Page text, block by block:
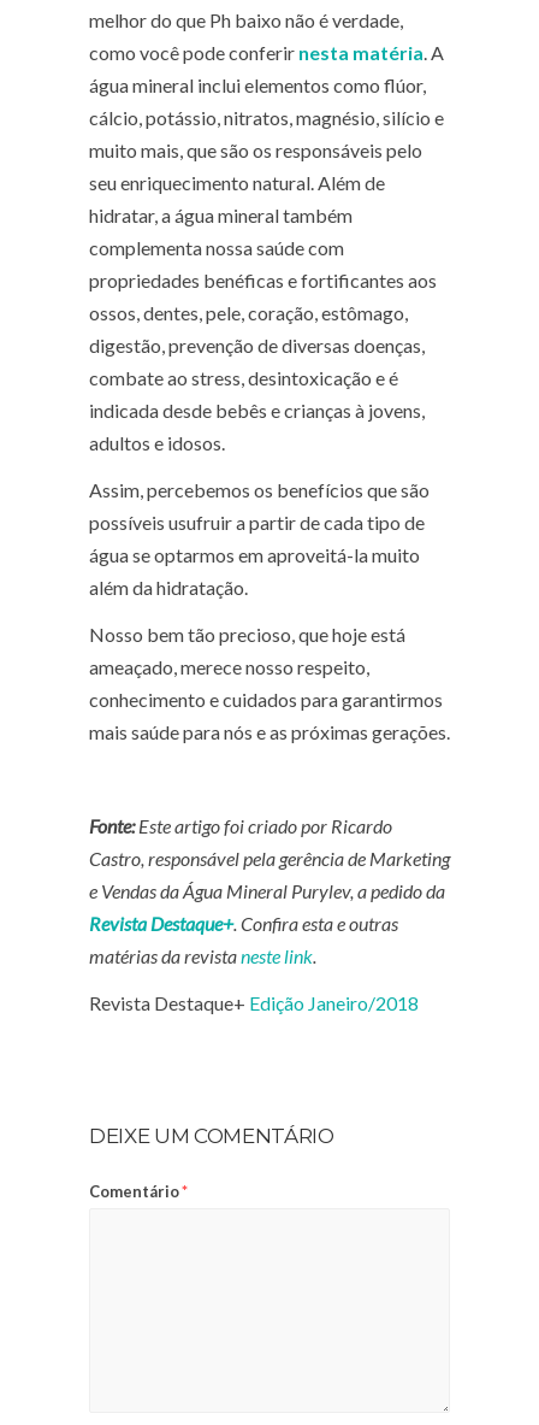
melhor do que Ph baixo não é verdade,
como você pode conferir nesta matéria . A
água mineral inclui elementos como flúor,
cálcio, potássio, nitratos, magnésio, silício e
muito mais, que são os responsáveis pelo
seu enriquecimento natural. Além de
hidratar, a água mineral também
complementa nossa saúde com
propriedades benéficas e fortificantes aos
ossos, dentes, pele, coração, estômago,
digestão, prevenção de diversas doenças,
combate ao stress, desintoxicação e é
indicada desde bebês e crianças à jovens,
adultos e idosos.
Assim, percebemos os benefícios que são
possíveis usufruir a partir de cada tipo de
água se optarmos em aproveitá-la muito
além da hidratação.
Nosso bem tão precioso, que hoje está
ameaçado, merece nosso respeito,
conhecimento e cuidados para garantirmos
mais saúde para nós e as próximas gerações.
Fonte:Este artigo foi criado por Ricardo
Castro, responsável pela gerência de Marketing
e Vendas da Água Mineral Purylev, a pedido da
Revista Destaque+. Confira esta e outras
matérias da revistaneste link
Revista Destaque+ Edição Janeiro/2018
DEIXE UM COMENTÁRIO
Comentário*